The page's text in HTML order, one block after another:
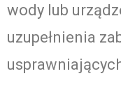
wody lub
uzupełnienia